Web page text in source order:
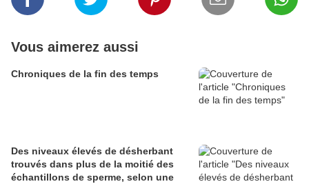
Vous aimerez aussi
Chroniques de la fin des temps
Des niveaux élevés de désherbant
trouvés dans plus de la moitié des
échantillons de sperme, selon une